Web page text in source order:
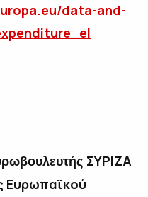
data-and-
ΣΥΡΙΖΑ
Ευρωπαϊκού